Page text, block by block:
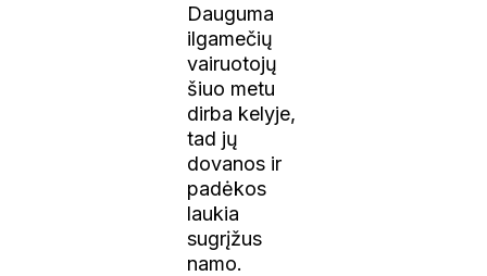
Dauguma
ilgamečių
vairuotojų
šiuo metu
dirba kelyje,
tad jų
dovanos ir
padėkos
laukia
sugrįžus
namo.